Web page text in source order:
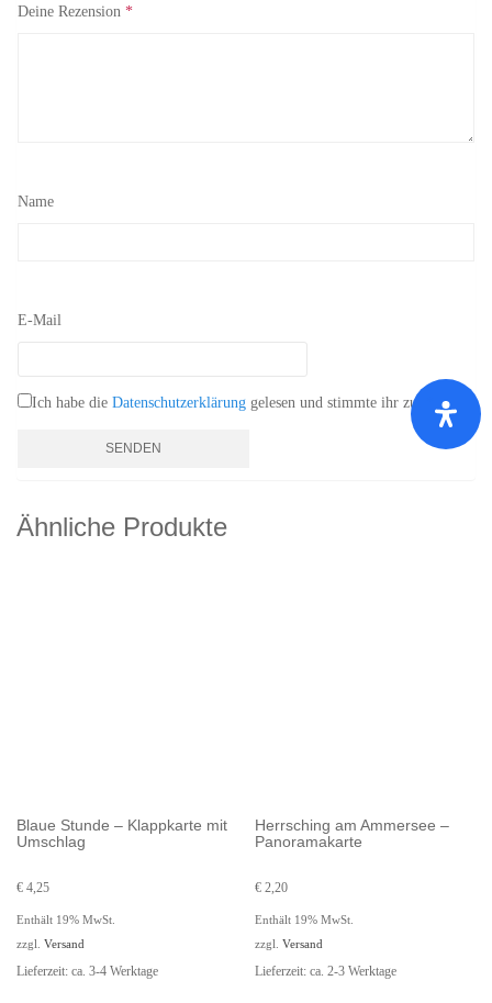
Deine Rezension *
Name
E-Mail
Ich habe die Datenschutzerklärung gelesen und stimmte ihr zu.
Ähnliche Produkte
Blaue Stunde – Klappkarte mit
Umschlag
€ 4,25
Enthält 19% MwSt.
zzgl. Versand
Lieferzeit: ca. 3-4 Werktage
Herrsching am Ammersee –
Panoramakarte
€ 2,20
Enthält 19% MwSt.
zzgl.Versand
Lieferzeit: ca. 2-3 Werktage